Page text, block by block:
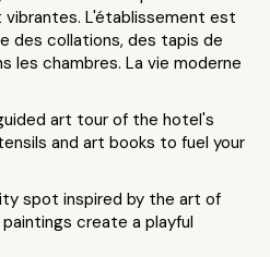
L'établissement est
des collations, des tapis de
les chambres. La vie moderne
art tour of the hotel's
and art books to fuel your
spot inspired by the art of
create a playful